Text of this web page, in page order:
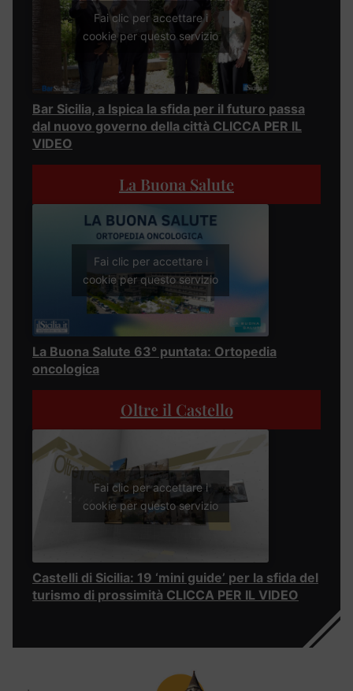
Fai clic per accettare i
cookie per questo servizio
Bar Sicilia, a Ispica la sfida per il futuro passa
dal nuovo governo della città CLICCA PER IL
VIDEO
La Buona Salute
Fai clic per accettare i
cookie per questo servizio
La Buona Salute 63° puntata: Ortopedia
oncologica
Oltre il Castello
Fai clic per accettare i
cookie per questo servizio
Castelli di Sicilia: 19 ‘mini guide’ per la sfida del
turismo di prossimità CLICCA PER IL VIDEO